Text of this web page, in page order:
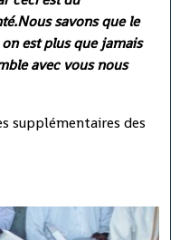
savons que le
est plus que jamais
avec vous nous
supplémentaires des